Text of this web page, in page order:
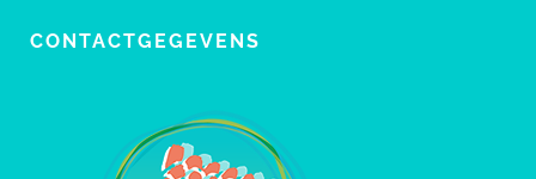
CONTACTGEGEVENS